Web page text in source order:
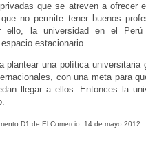
que se atreven a ofrecer
no permite tener buenos
ello, la universidad en el
estacionario.
plantear una política universitaria
con una meta para
llegar a ellos. Entonces la
D1 de El Comercio, 14 de mayo 2012